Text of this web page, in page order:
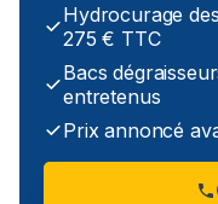
Hydrocurage
275 € TTC
Bacs
entretenus
Prix annoncé